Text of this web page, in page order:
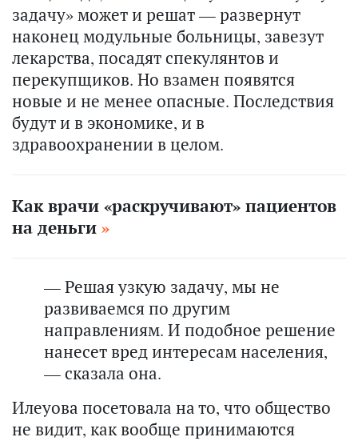
задачу» может и решат — развернут
наконец модульные больницы, завезут
лекарства, посадят спекулянтов и
перекупщиков. Но взамен появятся
новые и не менее опасные. Последствия
будут и в экономике, и в
здравоохранении в целом.
Как врачи «раскручивают» пациентов
на деньги
— Решая узкую задачу, мы не
развиваемся по другим
направлениям. И подобное решение
нанесет вред интересам населения,
— сказала она.
Илеуова посетовала на то, что общество
не видит, как вообще принимаются